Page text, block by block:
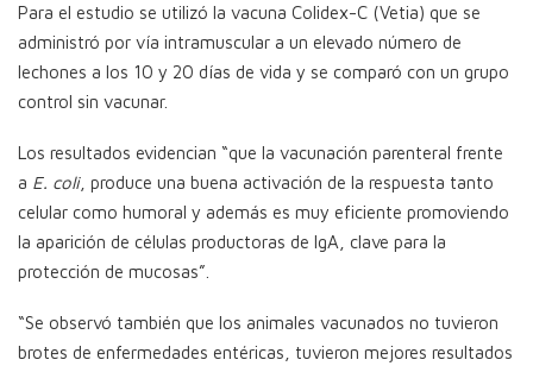
Para el estudio se utilizó la vacuna Colidex-C (Vetia) que se
administró por vía intramuscular a un elevado número de
lechones a los 10 y 20 días de vida y se comparó con un grupo
control sin vacunar.
Los resultados evidencian “que la vacunación parenteral frente
a E. coli, produce una buena activación de la respuesta tanto
celular como humoral y además es muy eficiente promoviendo
la aparición de células productoras de IgA, clave para la
protección de mucosas”.
“Se observó también que los animales vacunados no tuvieron
brotes de enfermedades entéricas, tuvieron mejores resultados